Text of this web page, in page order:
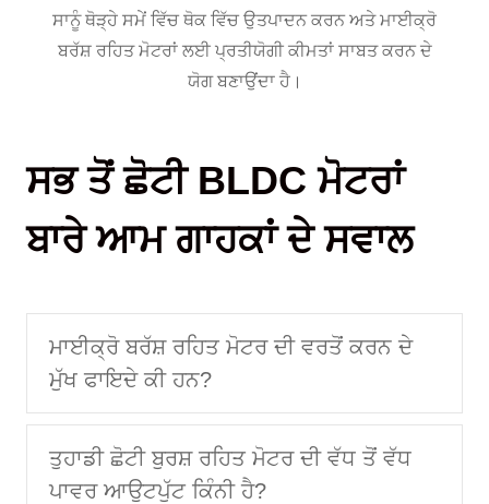
ਸਾਨੂੰ ਥੋੜ੍ਹੇ ਸਮੇਂ ਵਿੱਚ ਥੋਕ ਵਿੱਚ ਉਤਪਾਦਨ ਕਰਨ ਅਤੇ ਮਾਈਕ੍ਰੋ
ਬਰੱਸ਼ ਰਹਿਤ ਮੋਟਰਾਂ ਲਈ ਪ੍ਰਤੀਯੋਗੀ ਕੀਮਤਾਂ ਸਾਬਤ ਕਰਨ ਦੇ
ਯੋਗ ਬਣਾਉਂਦਾ ਹੈ।
ਸਭ ਤੋਂ ਛੋਟੀ BLDC ਮੋਟਰਾਂ
ਬਾਰੇ ਆਮ ਗਾਹਕਾਂ ਦੇ ਸਵਾਲ
ਮਾਈਕ੍ਰੋ ਬਰੱਸ਼ ਰਹਿਤ ਮੋਟਰ ਦੀ ਵਰਤੋਂ ਕਰਨ ਦੇ
ਮੁੱਖ ਫਾਇਦੇ ਕੀ ਹਨ?
ਤੁਹਾਡੀ ਛੋਟੀ ਬੁਰਸ਼ ਰਹਿਤ ਮੋਟਰ ਦੀ ਵੱਧ ਤੋਂ ਵੱਧ
ਪਾਵਰ ਆਉਟਪੁੱਟ ਕਿੰਨੀ ਹੈ?